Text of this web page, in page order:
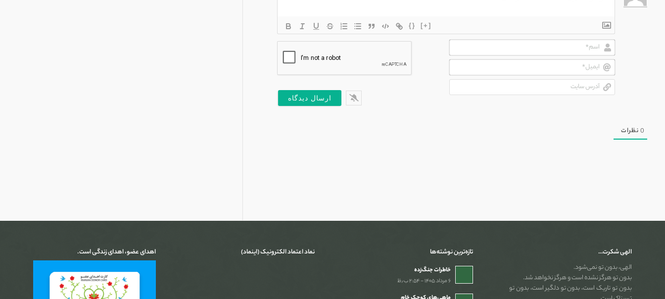
{} [+]
سایت
0نظرات
الهی شکرت…
الهی، بدون تو نمی‌شود.
بدون تو هرگز نشده است و هرگز نخواهد شد.
بدون تو تاریک است، بدون تو دلگیر است، بدون تو
تازه‌ترین نوشته‌ها
خاطرات جنگ‌‌زده
۶ مرداد ۱۴۰۵ - ۲:۵۴ ب٫ظ
نماد اعتماد الکترونیک (اینماد) اهدای عضو، اهدای زندگی است.